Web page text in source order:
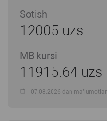
Sotish
12005 uzs
MB kursi
11915.64 uzs
07.08.2026 dan ma’lumotlar